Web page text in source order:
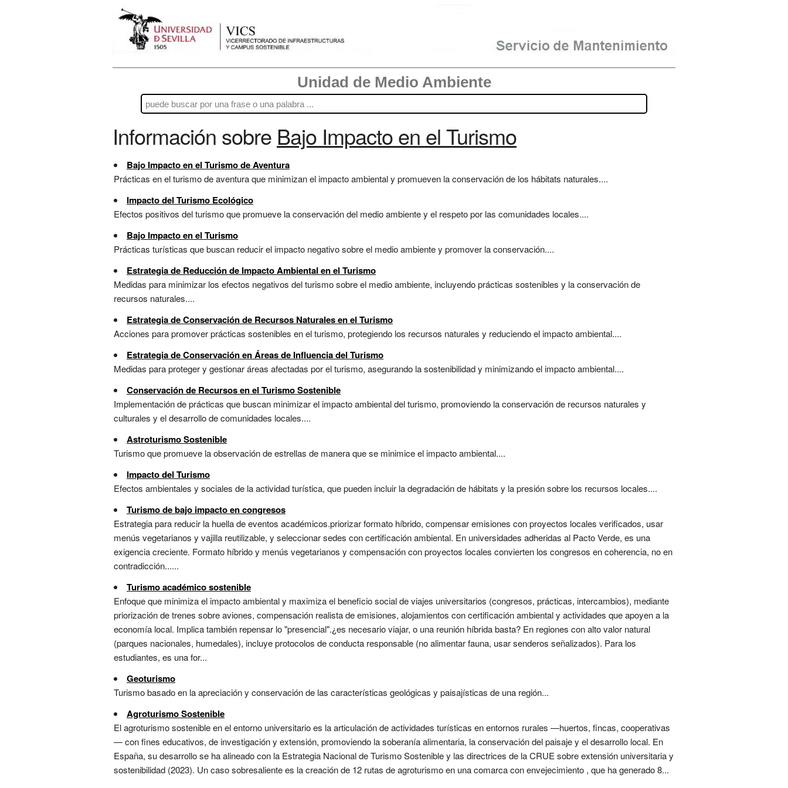
Unidad de Medio Ambiente
Información sobre Bajo Impacto en el Turismo
Bajo Impacto en el Turismo de Aventura
Prácticas en el turismo de aventura que minimizan el impacto ambiental y promueven la conservación de los hábitats naturales....
Impacto del Turismo Ecológico
Efectos positivos del turismo que promueve la conservación del medio ambiente y el respeto por las comunidades locales....
Bajo Impacto en el Turismo
Prácticas turísticas que buscan reducir el impacto negativo sobre el medio ambiente y promover la conservación....
Estrategia de Reducción de Impacto Ambiental en el Turismo
Medidas para minimizar los efectos negativos del turismo sobre el medio ambiente, incluyendo prácticas sostenibles y la conservación de
recursos naturales....
Estrategia de Conservación de Recursos Naturales en el Turismo
Acciones para promover prácticas sostenibles en el turismo, protegiendo los recursos naturales y reduciendo el impacto ambiental....
Estrategia de Conservación en Áreas de Influencia del Turismo
Medidas para proteger y gestionar áreas afectadas por el turismo, asegurando la sostenibilidad y minimizando el impacto ambiental....
Conservación de Recursos en el Turismo Sostenible
Implementación de prácticas que buscan minimizar el impacto ambiental del turismo, promoviendo la conservación de recursos naturales y
culturales y el desarrollo de comunidades locales....
Astroturismo Sostenible
Turismo que promueve la observación de estrellas de manera que se minimice el impacto ambiental....
Impacto del Turismo
Efectos ambientales y sociales de la actividad turística, que pueden incluir la degradación de hábitats y la presión sobre los recursos locales....
Turismo de bajo impacto en congresos
Estrategia para reducir la huella de eventos académicos.priorizar formato híbrido, compensar emisiones con proyectos locales verificados, usar
menús vegetarianos y vajilla reutilizable, y seleccionar sedes con certificación ambiental. En universidades adheridas al Pacto Verde, es una
exigencia creciente. Formato híbrido y menús vegetarianos y compensación con proyectos locales convierten los congresos en coherencia, no en
contradicción......
Turismo académico sostenible
Enfoque que minimiza el impacto ambiental y maximiza el beneficio social de viajes universitarios (congresos, prácticas, intercambios), mediante
priorización de trenes sobre aviones, compensación realista de emisiones, alojamientos con certificación ambiental y actividades que apoyen a la
economía local. Implica también repensar lo "presencial".¿es necesario viajar, o una reunión híbrida basta? En regiones con alto valor natural
(parques nacionales, humedales), incluye protocolos de conducta responsable (no alimentar fauna, usar senderos señalizados). Para los
estudiantes, es una for...
Geoturismo
Turismo basado en la apreciación y conservación de las características geológicas y paisajísticas de una región...
Agroturismo Sostenible
El agroturismo sostenible en el entorno universitario es la articulación de actividades turísticas en entornos rurales —huertos, fincas, cooperativas
— con fines educativos, de investigación y extensión, promoviendo la soberanía alimentaria, la conservación del paisaje y el desarrollo local. En
España, su desarrollo se ha alineado con la Estrategia Nacional de Turismo Sostenible y las directrices de la CRUE sobre extensión universitaria y
sostenibilidad (2023). Un caso sobresaliente es la creación de 12 rutas de agroturismo en una comarca con envejecimiento , que ha generado 8...